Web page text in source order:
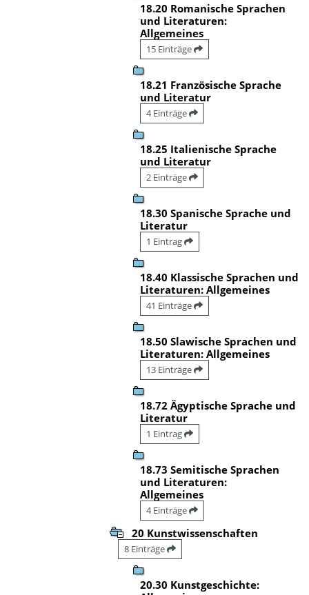
18.20 Romanische Sprachen
und Literaturen:
Allgemeines
15 Einträge
18.21 Französische Sprache
und Literatur
4 Einträge
18.25 Italienische Sprache
und Literatur
2 Einträge
18.30 Spanische Sprache und
Literatur
1 Eintrag
18.40 Klassische Sprachen und
Literaturen: Allgemeines
41 Einträge
18.50 Slawische Sprachen und
Literaturen: Allgemeines
13 Einträge
18.72 Ägyptische Sprache und
Literatur
1 Eintrag
18.73 Semitische Sprachen
und Literaturen:
Allgemeines
4 Einträge
20 Kunstwissenschaften
8 Einträge
20.30 Kunstgeschichte: